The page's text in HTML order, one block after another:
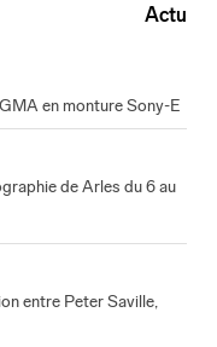
Actu
en monture Sony-E
de Arles du 6 au
entre Peter Saville,